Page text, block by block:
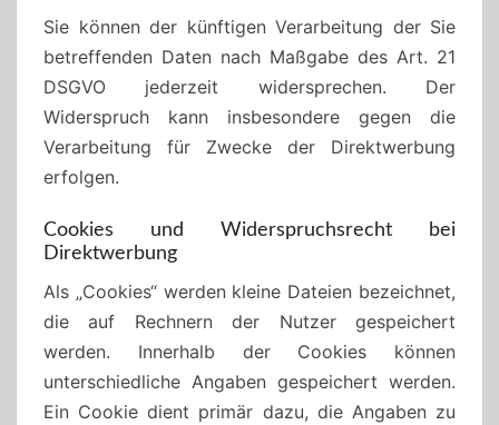
Sie können der künftigen Verarbeitung der Sie
betreffenden Daten nach Maßgabe des Art. 21
DSGVO jederzeit widersprechen. Der
Widerspruch kann insbesondere gegen die
Verarbeitung für Zwecke der Direktwerbung
erfolgen.
Cookies und Widerspruchsrecht bei
Direktwerbung
Als „Cookies“ werden kleine Dateien bezeichnet,
die auf Rechnern der Nutzer gespeichert
werden. Innerhalb der Cookies können
unterschiedliche Angaben gespeichert werden.
Ein Cookie dient primär dazu, die Angaben zu